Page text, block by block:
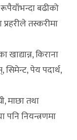
बढीको
तस्करीमा
किराना
सिमेन्ट, पेय पदार्थ,
माछा तथा
नियन्त्रणमा